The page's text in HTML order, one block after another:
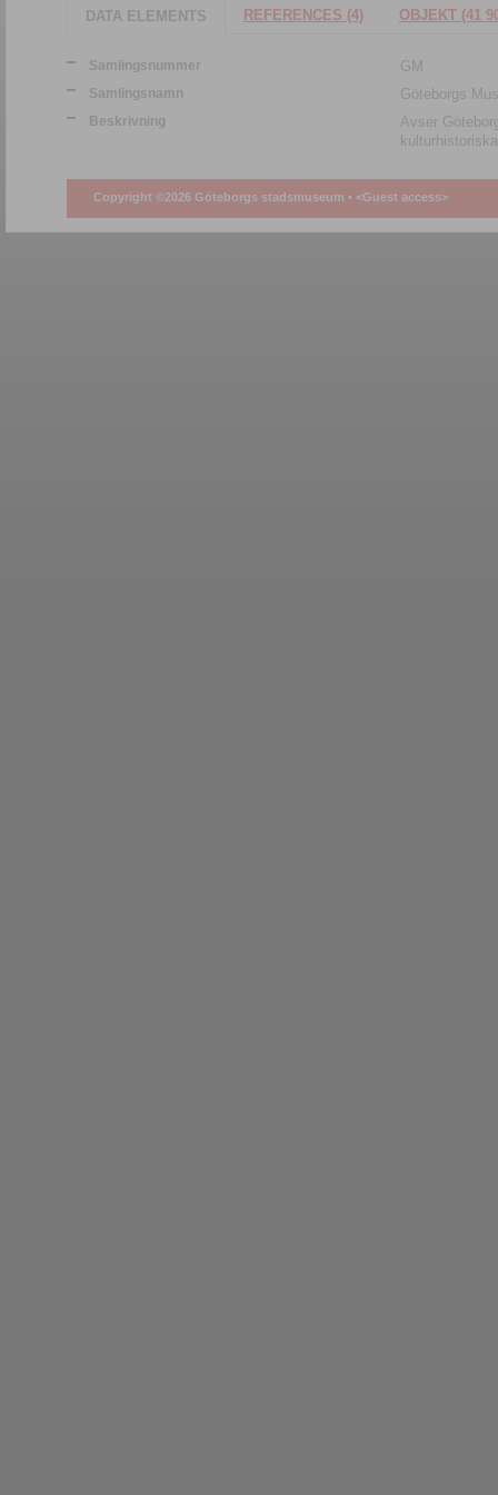
DATA ELEMENTS
REFERENCES (4) OBJEKT (41
Samlingsnummer GM
Samlingsnamn Göteborgs
Beskrivning
Avser
Copyright ©2026 Göteborgs stadsmuseum • <Guest access>